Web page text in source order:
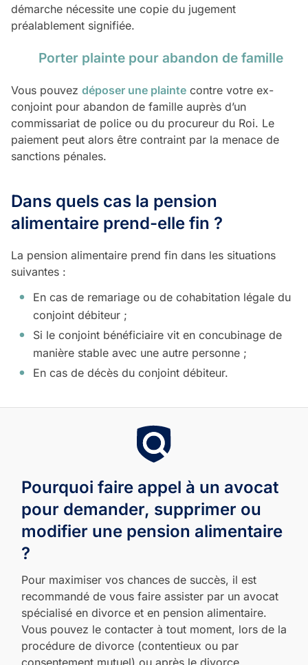
démarche nécessite une copie du jugement
préalablement signifiée.
Porter plainte pour abandon de famille
Vous pouvez déposer une plainte contre votre ex-
conjoint pour abandon de famille auprès d’un
commissariat de police ou du procureur du Roi. Le
paiement peut alors être contraint par la menace de
sanctions pénales.
Dans quels cas la pension
alimentaire prend-elle fin ?
La pension alimentaire prend fin dans les situations
suivantes :
En cas de remariage ou de cohabitation légale du
conjoint débiteur ;
Si le conjoint bénéficiaire vit en concubinage de
manière stable avec une autre personne ;
En cas de décès du conjoint débiteur.
Pourquoi faire appel à un avocat
pour demander, supprimer ou
modifier une pension alimentaire
?
Pour maximiser vos chances de succès, il est
recommandé de vous faire assister par un avocat
spécialisé en divorce et en pension alimentaire.
Vous pouvez le contacter à tout moment, lors de la
procédure de divorce (contentieux ou par
consentement mutuel) ou après le divorce.